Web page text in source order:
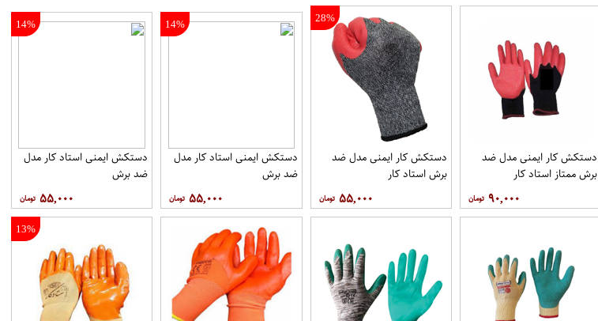
دستکش کار ایمنی مدل ضد
برش ممتاز استاد کار
۹۰,۰۰۰
28%
دستکش کار ایمنی مدل ضد
برش استاد کار
۵۵,۰۰۰
14%
دستکش ایمنی استاد کار مدل
ضد برش
۵۵,۰۰۰
14%
دستکش ایمنی استاد کار مدل
ضد برش
۵۵,۰۰۰
13%